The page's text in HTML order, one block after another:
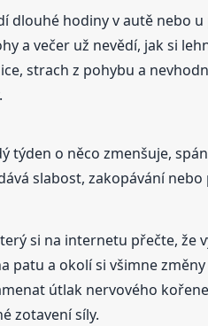
dlouhé hodiny v autě nebo
a večer už nevědí, jak si
strach z pohybu a
týden o něco zmenšuje,
slabost, zakopávání
si na internetu přečte,
patu a okolí si všimne změny
útlak nervového
zotavení síly.